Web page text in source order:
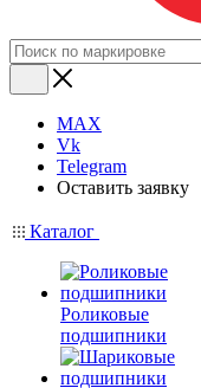
MAX
Vk
Telegram
Оставить заявку
Каталог
Роликовые
подшипники